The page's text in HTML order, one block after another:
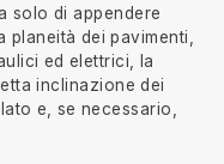
solo di appendere
dei pavimenti,
ed elettrici, la
inclinazione dei
e, se necessario,